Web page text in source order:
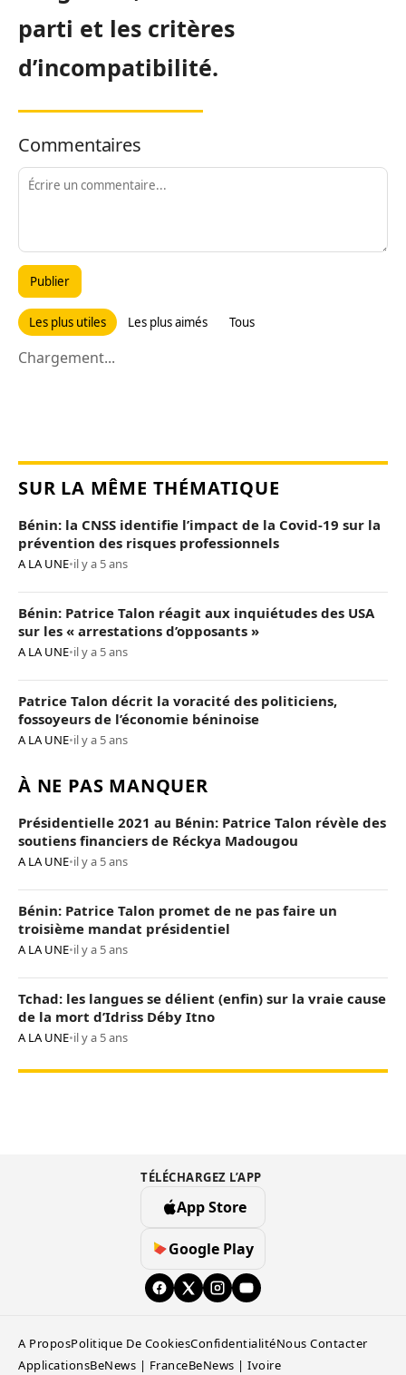
parti et les critères
d’incompatibilité.
Commentaires
Publier
Les plus utiles Les plus aimés Tous
Chargement...
SUR LA MÊME THÉMATIQUE
Bénin: la CNSS identifie l’impact de la Covid-19 sur la
prévention des risques professionnels
A LA UNE•il y a 5 ans
Bénin: Patrice Talon réagit aux inquiétudes des USA
sur les « arrestations d’opposants »
A LA UNE•il y a 5 ans
Patrice Talon décrit la voracité des politiciens,
fossoyeurs de l’économie béninoise
A LA UNE•il y a 5 ans
À NE PAS MANQUER
Présidentielle 2021 au Bénin: Patrice Talon révèle des
soutiens financiers de Réckya Madougou
A LA UNE•il y a 5 ans
Bénin: Patrice Talon promet de ne pas faire un
troisième mandat présidentiel
A LA UNE•il y a 5 ans
Tchad: les langues se délient (enfin) sur la vraie cause
de la mort d’Idriss Déby Itno
A LA UNE•il y a 5 ans
TÉLÉCHARGEZ L’APP
App Store
Google Play
A ProposPolitique De CookiesConfidentialitéNous Contacter
ApplicationsBeNews | FranceBeNews | Ivoire